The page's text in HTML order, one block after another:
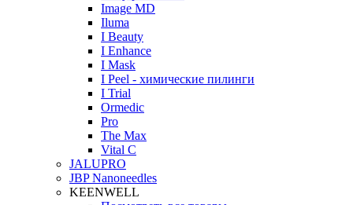
Image MD
Iluma
I Beauty
I Enhance
I Mask
I Peel - химические пилинги
I Trial
Ormedic
Pro
The Max
Vital C
JALUPRO
JBP Nanoneedles
KEENWELL